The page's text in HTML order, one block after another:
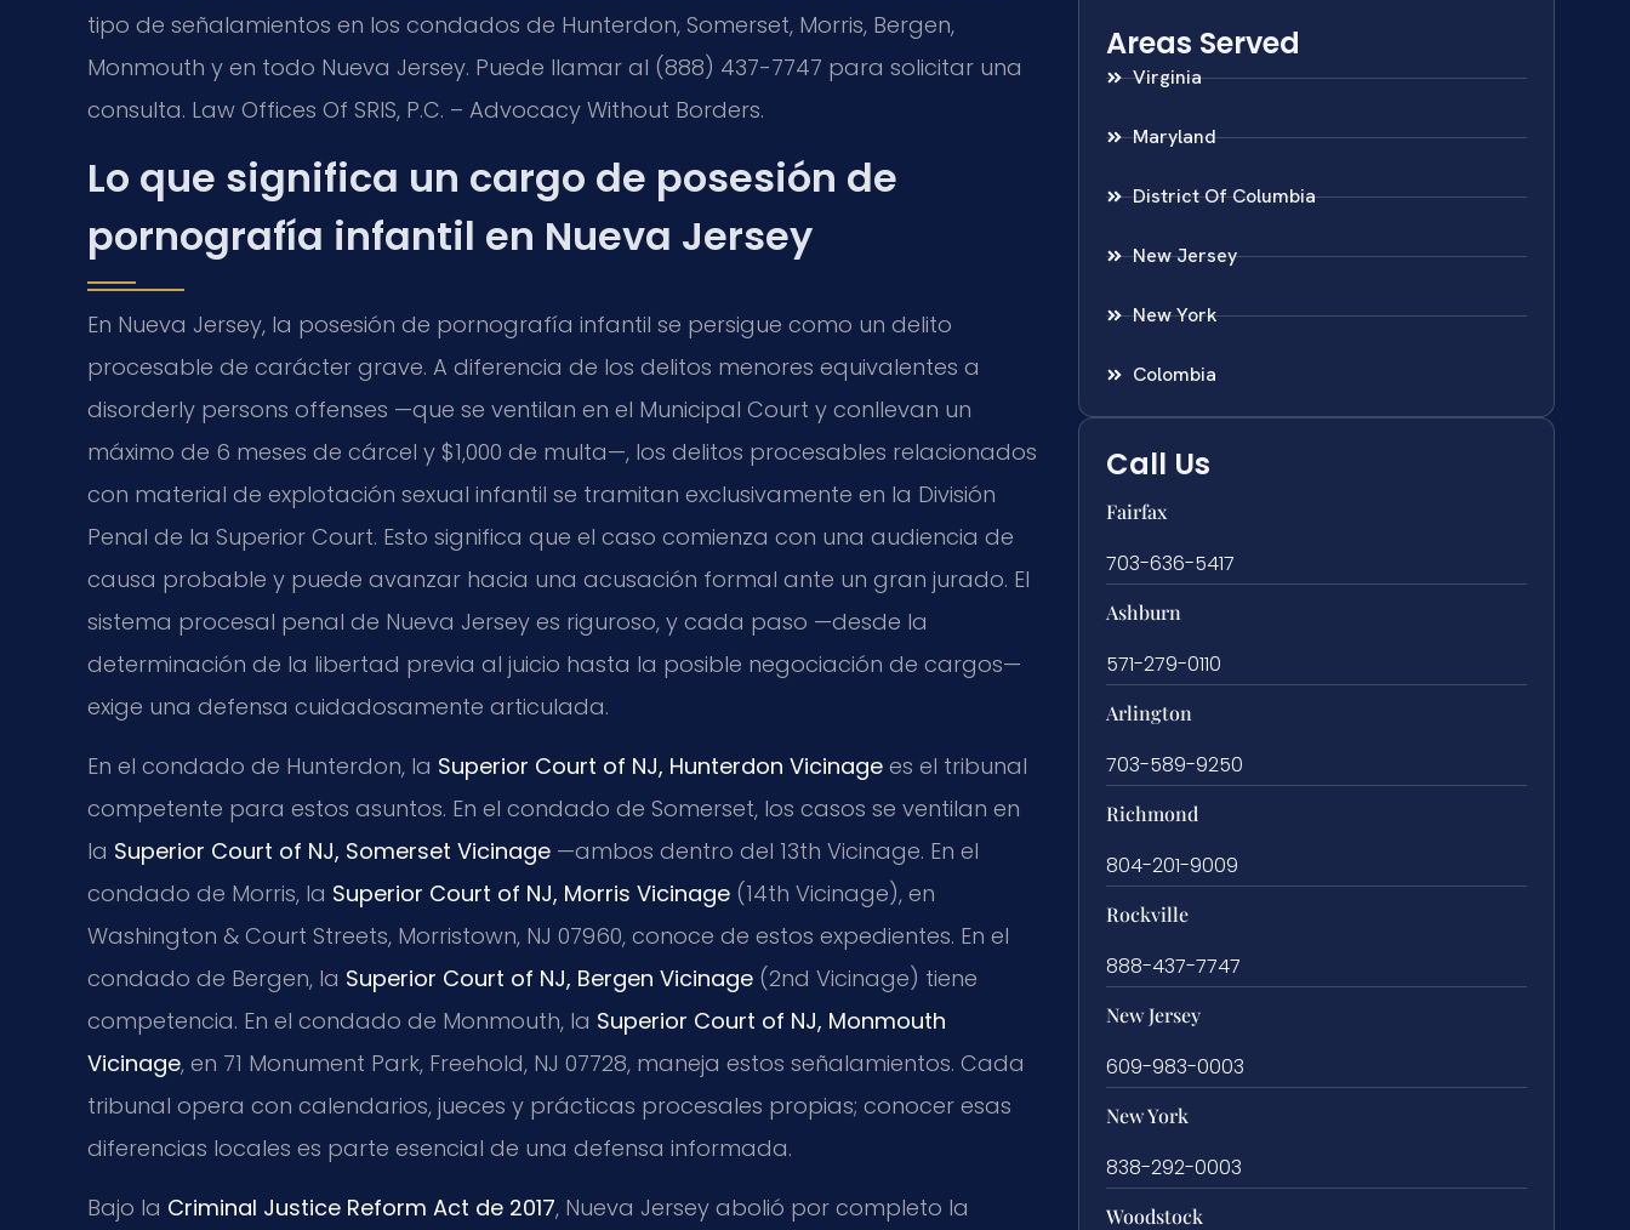
tipo de señalamientos en los condados de Hunterdon, Somerset, Morris, Bergen,
Monmouth y en todo Nueva Jersey. Puede llamar al (888) 437-7747 para solicitar una
consulta. Law Offices Of SRIS, P.C. – Advocacy Without Borders.
Lo que significa un cargo de posesión de
pornografía infantil en Nueva Jersey
En Nueva Jersey, la posesión de pornografía infantil se persigue como un delito
procesable de carácter grave. A diferencia de los delitos menores equivalentes a
disorderly persons offenses —que se ventilan en el Municipal Court y conllevan un
máximo de 6 meses de cárcel y $1,000 de multa—, los delitos procesables relacionados
con material de explotación sexual infantil se tramitan exclusivamente en la División
Penal de la Superior Court. Esto significa que el caso comienza con una audiencia de
causa probable y puede avanzar hacia una acusación formal ante un gran jurado. El
sistema procesal penal de Nueva Jersey es riguroso, y cada paso —desde la
determinación de la libertad previa al juicio hasta la posible negociación de cargos—
exige una defensa cuidadosamente articulada.
En el condado de Hunterdon, la Superior Court of NJ, Hunterdon Vicinage es el tribunal
competente para estos asuntos. En el condado de Somerset, los casos se ventilan en
la Superior Court of NJ, Somerset Vicinage —ambos dentro del 13th Vicinage. En el
condado de Morris, la Superior Court of NJ, Morris Vicinage (14th Vicinage), en
Washington & Court Streets, Morristown, NJ 07960, conoce de estos expedientes. En el
condado de Bergen, la Superior Court of NJ, Bergen Vicinage (2nd Vicinage) tiene
competencia. En el condado de Monmouth, la Superior Court of NJ, Monmouth
Vicinage, en 71 Monument Park, Freehold, NJ 07728, maneja estos señalamientos. Cada
tribunal opera con calendarios, jueces y prácticas procesales propias; conocer esas
diferencias locales es parte esencial de una defensa informada.
Bajo la Criminal Justice Reform Act de 2017, Nueva Jersey abolió por completo la
Areas Served
Virginia
Maryland
District Of Columbia
New Jersey
New York
Colombia
Call Us
Fairfax
703-636-5417
Ashburn
571-279-0110
Arlington
703-589-9250
Richmond
804-201-9009
Rockville
888-437-7747
New Jersey
609-983-0003
New York
838-292-0003
Woodstock